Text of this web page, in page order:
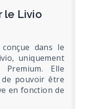
le Livio
dans le
uniquement
Elle
pouvoir être
en fonction de